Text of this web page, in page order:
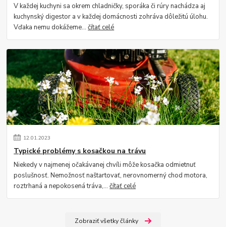
V každej kuchyni sa okrem chladničky, sporáka či rúry nachádza aj
kuchynský digestor a v každej domácnosti zohráva dôležitú úlohu.
Vďaka nemu dokážeme...čítať celé
12.01.2023
Typické problémy s kosačkou na trávu
Niekedy v najmenej očakávanej chvíli môže kosačka odmietnuť
poslušnosť. Nemožnosť naštartovať, nerovnomerný chod motora,
roztrhaná a nepokosená tráva,...čítať celé
Zobraziť všetky články